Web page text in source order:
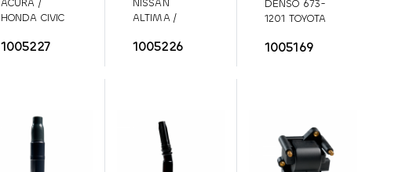
ACURA /
HONDA CIVIC
1005227
NISSAN
ALTIMA /
4028
1005226
DENSO 673-
1201 TOYOTA
1005169